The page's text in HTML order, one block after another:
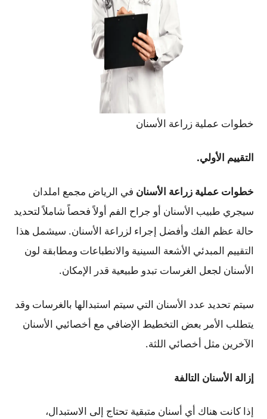
خطوات عملية زراعة الأسنان
التقييم الأولي.
خطوات عملية زراعة الأسنان في الرياض مجمع املدان
سيجري طبيب الأسنان أو جراح الفم أولاً فحصاً شاملاً لتحديد
حالة عظم الفك وأفضل إجراء لزراعة الأسنان. سيشمل هذا
التقييم المبدئي الأشعة السينية والانطباعات ومطابقة لون
الأسنان لجعل الغرسات تبدو طبيعية قدر الإمكان.
سيتم تحديد عدد الأسنان التي سيتم استبدالها بالغرسات وقد
يتطلب الأمر بعض التخطيط الإضافي مع أخصائيي الأسنان
الآخرين مثل أخصائي اللثة.
إزالة الأسنان التالفة
إذا كانت هناك أي أسنان متبقية تحتاج إلى الاستبدال،